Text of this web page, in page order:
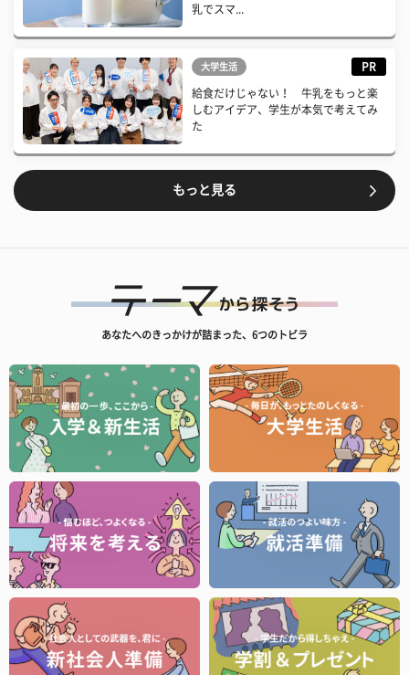
乳でスマ...
大学生活 PR
給食だけじゃない！ 牛乳をもっと楽
しむアイデア、学生が本気で考えてみ
た
もっと見る
あなたへのきっかけが詰まった、6つのトビラ